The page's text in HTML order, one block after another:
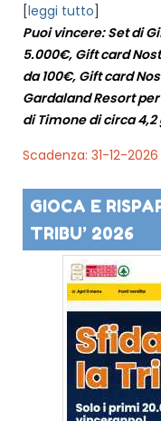
[leggi tutto]
Puoi vincere: Set di
5.000€, Gift card
da 100€, Gift card
Gardaland Resort
di Timone di circa
Scadenza: 31-12-2026
GIOCA E
TRIBU’ 2026